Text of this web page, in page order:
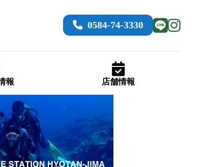
0584-74-3330
報 店舗情報